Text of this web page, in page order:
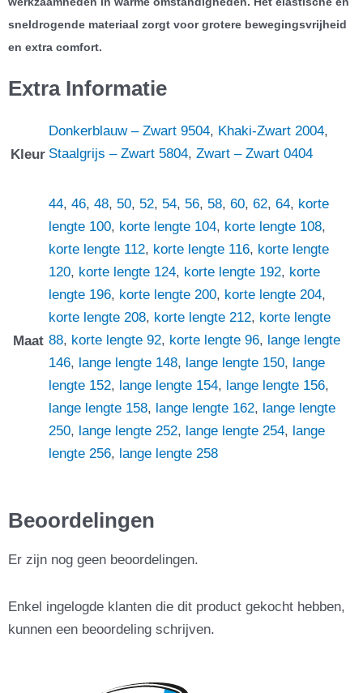
sneldrogende materiaal zorgt voor grotere bewegingsvrijheid
en extra comfort.
Extra Informatie
Kleur
Donkerblauw – Zwart 9504, Khaki-Zwart 2004,
Staalgrijs – Zwart 5804, Zwart – Zwart 0404
Maat
44, 46, 48, 50, 52, 54, 56, 58, 60, 62, 64, korte
lengte 100, korte lengte 104, korte lengte 108,
korte lengte 112, korte lengte 116, korte lengte
120, korte lengte 124, korte lengte 192, korte
lengte 196, korte lengte 200, korte lengte 204,
korte lengte 208, korte lengte 212, korte lengte
88, korte lengte 92, korte lengte 96, lange lengte
146, lange lengte 148, lange lengte 150, lange
lengte 152, lange lengte 154, lange lengte 156,
lange lengte 158, lange lengte 162, lange lengte
250, lange lengte 252, lange lengte 254, lange
lengte 256, lange lengte 258
Beoordelingen
Er zijn nog geen beoordelingen.
Enkel ingelogde klanten die dit product gekocht hebben,
kunnen een beoordeling schrijven.